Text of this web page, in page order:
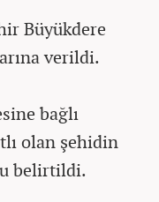
Büyükdere
verildi.
bağlı
olan şehidin
belirtildi.